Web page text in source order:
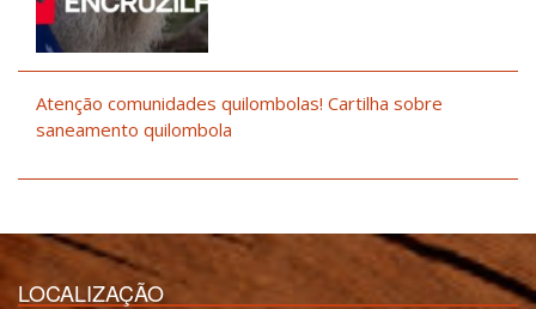
Atenção comunidades quilombolas! Cartilha sobre
saneamento quilombola
LOCALIZAÇÃO